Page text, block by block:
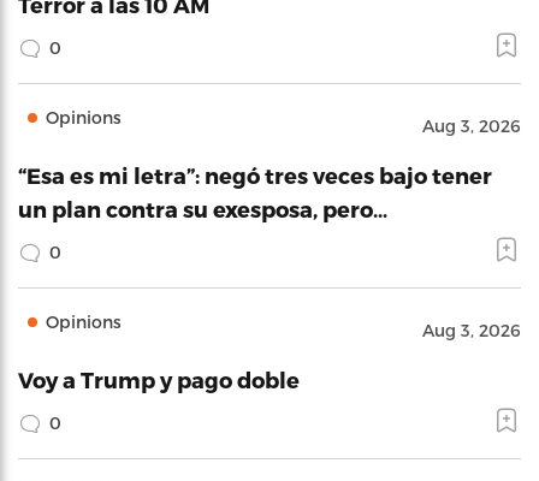
0
Opinions Aug 3, 2026
“Esa es mi letra”: negó tres veces bajo tener
un plan contra su exesposa, pero…
0
Opinions Aug 3, 2026
Voy a Trump y pago doble
0